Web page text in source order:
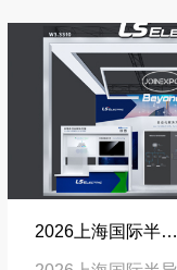
2026上海国际半导体展览会展台设计搭建公司